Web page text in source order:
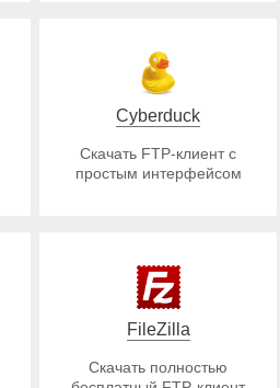
Cyberduck
Скачать FTP-клиент с
простым интерфейсом
FileZilla
Скачать полностью